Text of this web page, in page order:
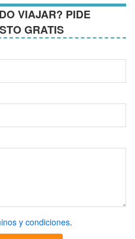
VIAJAR? PIDE
GRATIS
y condiciones.